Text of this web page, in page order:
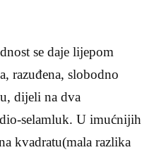
se daje lijepom
razuđena, slobodno
dijeli na dva
selamluk. U imućnijih
kvadratu(mala razlika